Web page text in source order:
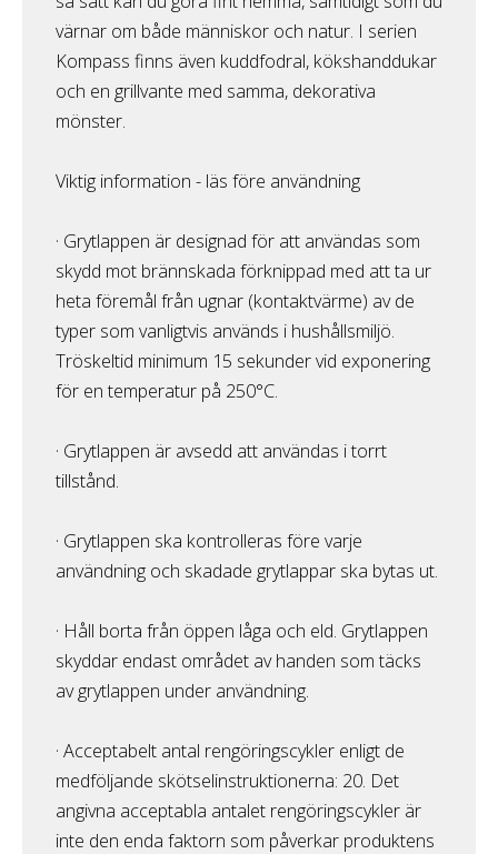
värnar om både människor och natur. I serien
Kompass finns även kuddfodral, kökshanddukar
och en grillvante med samma, dekorativa
mönster.
Viktig information - läs före användning
· Grytlappen är designad för att användas som
skydd mot brännskada förknippad med att ta ur
heta föremål från ugnar (kontaktvärme) av de
typer som vanligtvis används i hushållsmiljö.
Tröskeltid minimum 15 sekunder vid exponering
för en temperatur på 250°C.
· Grytlappen är avsedd att användas i torrt
tillstånd.
· Grytlappen ska kontrolleras före varje
användning och skadade grytlappar ska bytas ut.
· Håll borta från öppen låga och eld. Grytlappen
skyddar endast området av handen som täcks
av grytlappen under användning.
· Acceptabelt antal rengöringscykler enligt de
medföljande skötselinstruktionerna: 20. Det
angivna acceptabla antalet rengöringscykler är
inte den enda faktorn som påverkar produktens